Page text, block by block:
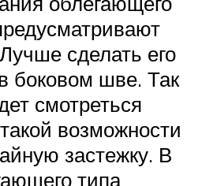
сделать его
боковом шве. Так
смотреться
возможности
застежку. В
типа